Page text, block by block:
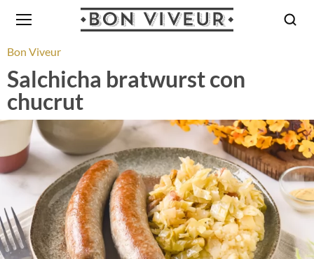
Bon Viveur
Salchicha bratwurst con
chucrut